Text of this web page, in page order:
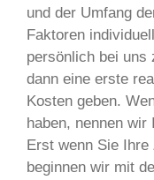
und der Umfang
Faktoren
persönlich bei uns
dann eine erste
Kosten geben.
haben, nennen
Erst wenn Sie Ihre
beginnen wir mit